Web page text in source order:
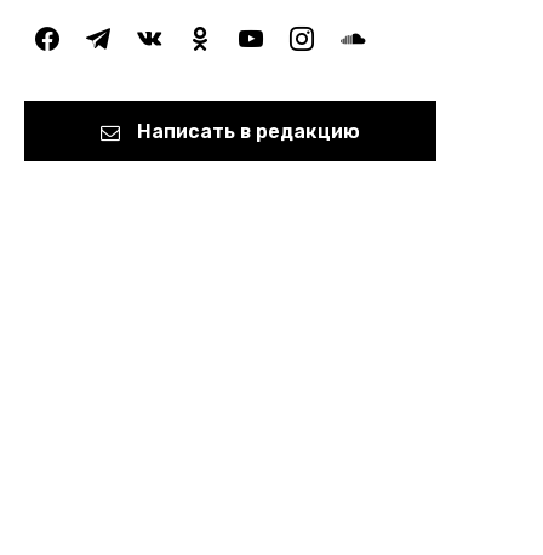
facebooktelegramvkontakteodnoklassniki
youtubeinstagramsoundcloud
Написать в редакцию